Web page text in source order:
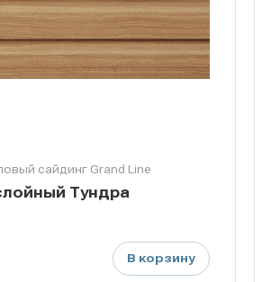
сайдинг Grand Line
Тундра
В корзину